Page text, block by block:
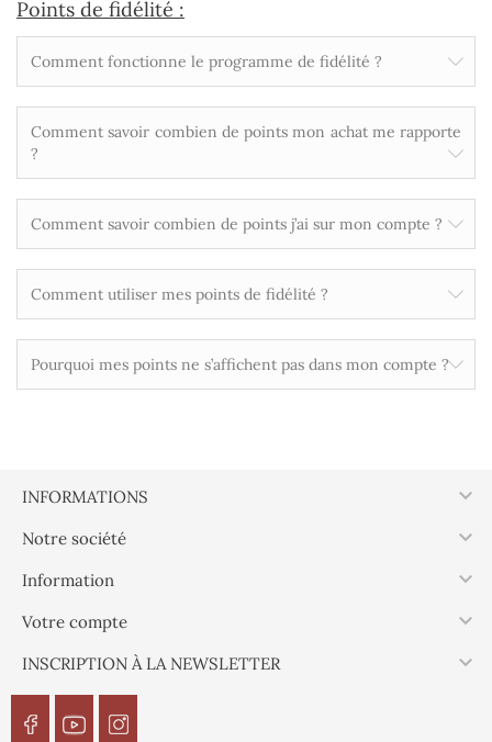
Points de fidélité :
Comment fonctionne le programme de fidélité ?
Comment savoir combien de points mon achat me rapporte
?
Comment savoir combien de points j’ai sur mon compte ?
Comment utiliser mes points de fidélité ?
Pourquoi mes points ne s’affichent pas dans mon compte ?
INFORMATIONS 
Notre société 
Information 
Votre compte 
INSCRIPTION À LA NEWSLETTER 